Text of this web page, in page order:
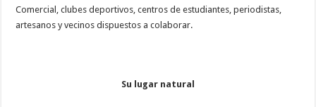
Comercial, clubes deportivos, centros de estudiantes, periodistas,
artesanos y vecinos dispuestos a colaborar.
Su lugar natural